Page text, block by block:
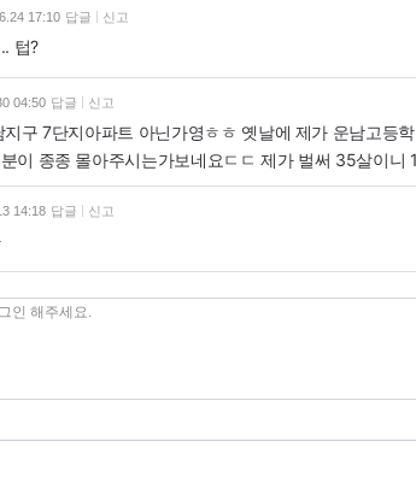
17:10 답글 신고
텁?
04:50 답글 신고
지구 7단지아파트 아닌가영ㅎㅎ 옛날에 제가 운남고등
이 종종 몰아주시는가보네요ㄷㄷ 제가 벌써 35살이니
14:18 답글 신고